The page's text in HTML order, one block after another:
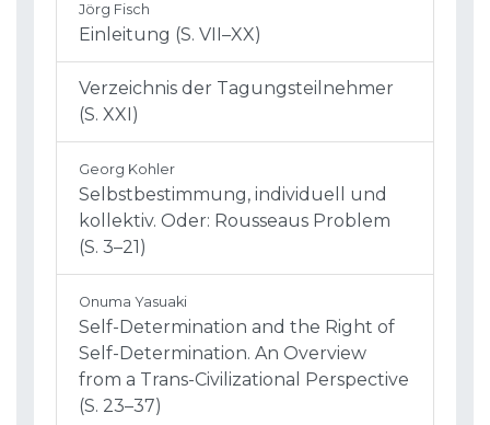
Jörg Fisch
Einleitung (S. VII–XX)
Verzeichnis der Tagungsteilnehmer
(S. XXI)
Georg Kohler
Selbstbestimmung, individuell und
kollektiv. Oder: Rousseaus Problem
(S. 3–21)
Onuma Yasuaki
Self-Determination and the Right of
Self-Determination. An Overview
from a Trans-Civilizational Perspective
(S. 23–37)